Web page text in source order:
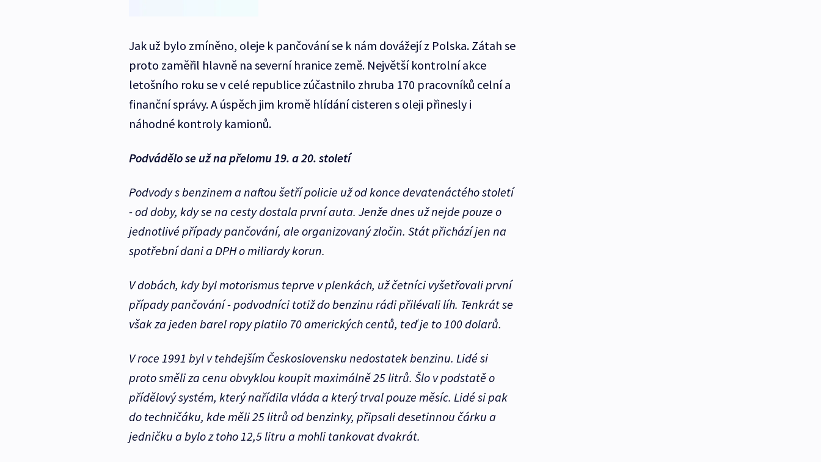
Jak už bylo zmíněno, oleje k pančování se k nám dovážejí z Polska. Zátah se
proto zaměřil hlavně na severní hranice země. Největší kontrolní akce
letošního roku se v celé republice zúčastnilo zhruba 170 pracovníků celní a
finanční správy. A úspěch jim kromě hlídání cisteren s oleji přinesly i
náhodné kontroly kamionů.
Podvádělo se už na přelomu 19. a 20. století
Podvody s benzinem a naftou šetří policie už od konce devatenáctého století
- od doby, kdy se na cesty dostala první auta. Jenže dnes už nejde pouze o
jednotlivé případy pančování, ale organizovaný zločin. Stát přichází jen na
spotřební dani a DPH o miliardy korun.
V dobách, kdy byl motorismus teprve v plenkách, už četníci vyšetřovali první
případy pančování - podvodníci totiž do benzinu rádi přilévali líh. Tenkrát se
však za jeden barel ropy platilo 70 amerických centů, teď je to 100 dolarů.
V roce 1991 byl v tehdejším Československu nedostatek benzinu. Lidé si
proto směli za cenu obvyklou koupit maximálně 25 litrů. Šlo v podstatě o
přídělový systém, který nařídila vláda a který trval pouze měsíc. Lidé si pak
do techničáku, kde měli 25 litrů od benzinky, připsali desetinnou čárku a
jedničku a bylo z toho 12,5 litru a mohli tankovat dvakrát.